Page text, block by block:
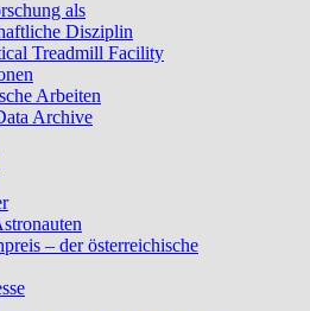
als
Disziplin
Treadmill Facility
Arbeiten
Archive
– der österreichische